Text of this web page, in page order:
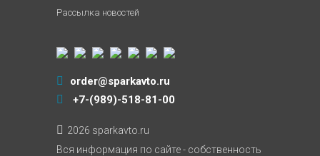
Рассылка новостей
order@sparkavto.ru
+7-(989)-518-81-00
2026 sparkavto.ru
Вся информация по сайте - собственность